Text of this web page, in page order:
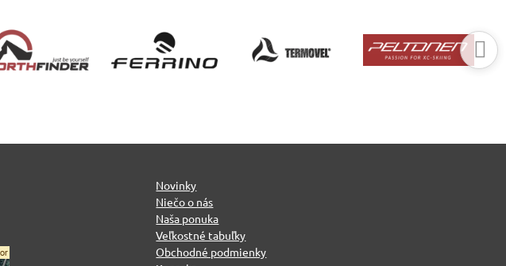
Novinky
Niečo o nás
Naša ponuka
Veľkostné tabuľky
Obchodné podmienky